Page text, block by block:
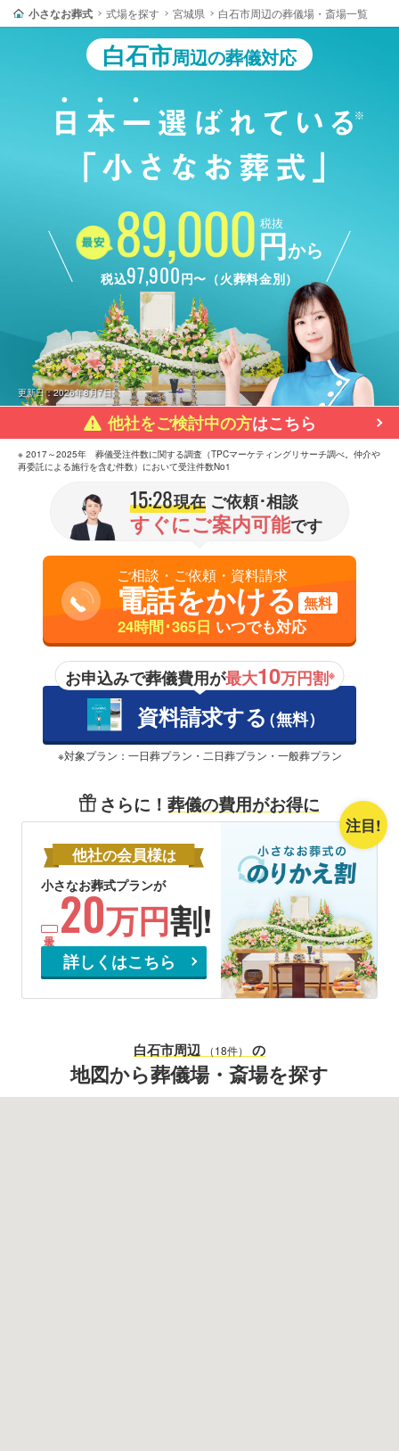
小さなお葬式 式場を探す 宮城県 白石市周辺の葬儀場・斎場一覧
白石市周辺の葬儀対応
89,000 税抜
円から
税込97,900円〜（火葬料金別）
更新日：2026年8月7日
他社をご検討中の方はこちら
※ 2017～2025年 葬儀受注件数に関する調査（TPCマーケティングリサーチ調べ。仲介や
再委託による施行を含む件数）において受注件数No1
15:28現在ご依頼･相談
すぐにご案内可能です
ご相談・ご依頼・資料請求
電話をかける 無料
24時間･365日 いつでも対応
お申込みで葬儀費用が最大10万円割※
資料請求する（無料）
※対象プラン：一日葬プラン・二日葬プラン・一般葬プラン
さらに！葬儀の費用がお得に
注目!
他社の会員様は
小さなお葬式プランが
20万円割!
詳しくはこちら
白石市周辺 （18件） の
地図から葬儀場・斎場を探す